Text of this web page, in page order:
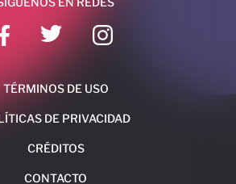
TÉRMINOS DE USO
DE PRIVACIDAD
CRÉDITOS
CONTACTO